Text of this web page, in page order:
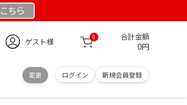
こちら
ゲスト様 0 合計金額
0円
変更 ログイン 新規会員登録